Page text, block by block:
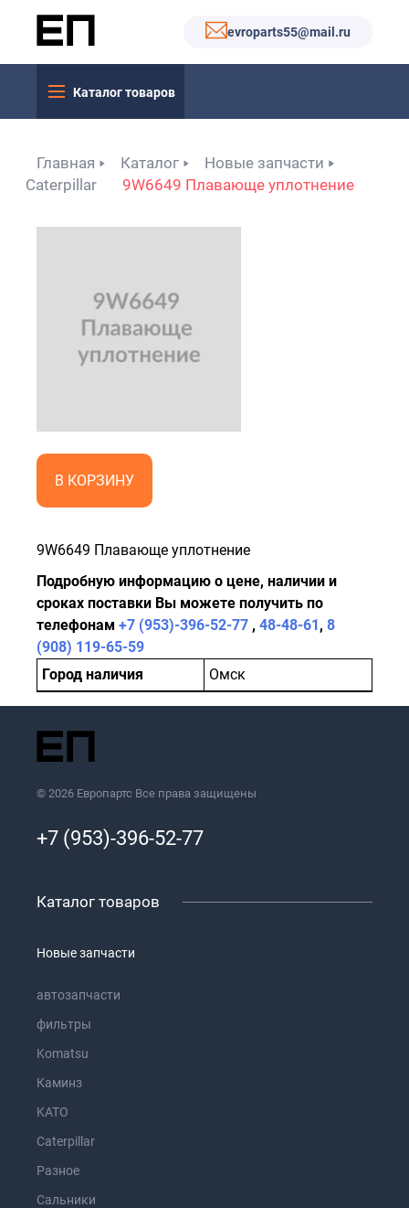
evroparts55@mail.ru
Каталог товаров
Главная Каталог
Новые запчасти
Caterpillar
9W6649 Плавающе уплотнение
В КОРЗИНУ
9W6649 Плавающе уплотнение
Подробную информацию о цене, наличии и
сроках поставки Вы можете получить по
телефонам +7 (953)-396-52-77 , 48-48-61, 8
(908) 119-65-59
Город наличия
Омск
© 2026 Европартс Все права защищены
+7 (953)-396-52-77
Каталог товаров
Новые запчасти
автозапчасти
фильтры
Komatsu
Каминз
KATO
Caterpillar
Разное
Сальники